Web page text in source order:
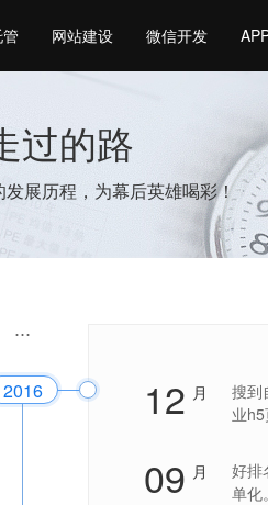
网站建设 微信开发
过的路
展历程，为幕后英雄喝彩！
2016 12 月
搜到
业
09 月
好排
单化